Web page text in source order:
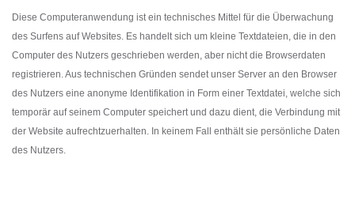
Diese Computeranwendung ist ein technisches Mittel für die Überwachung
des Surfens auf Websites. Es handelt sich um kleine Textdateien, die in den
Computer des Nutzers geschrieben werden, aber nicht die Browserdaten
registrieren. Aus technischen Gründen sendet unser Server an den Browser
des Nutzers eine anonyme Identifikation in Form einer Textdatei, welche sich
temporär auf seinem Computer speichert und dazu dient, die Verbindung mit
der Website aufrechtzuerhalten. In keinem Fall enthält sie persönliche Daten
des Nutzers.